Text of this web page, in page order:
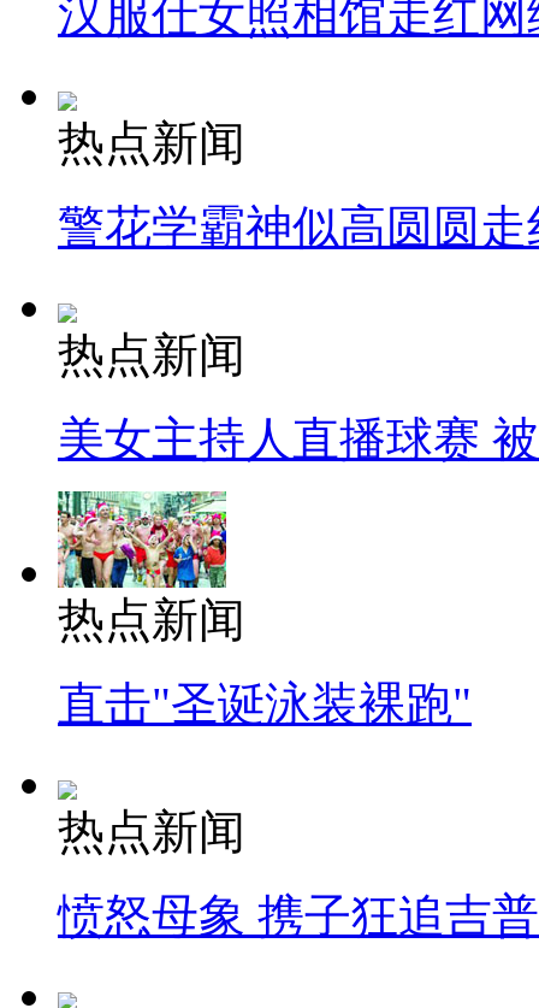
汉服仕女照相馆走红网
热点新闻
警花学霸神似高圆圆走
热点新闻
美女主持人直播球赛
热点新闻
直击"圣诞泳装裸跑"
热点新闻
愤怒母象 携子狂追吉